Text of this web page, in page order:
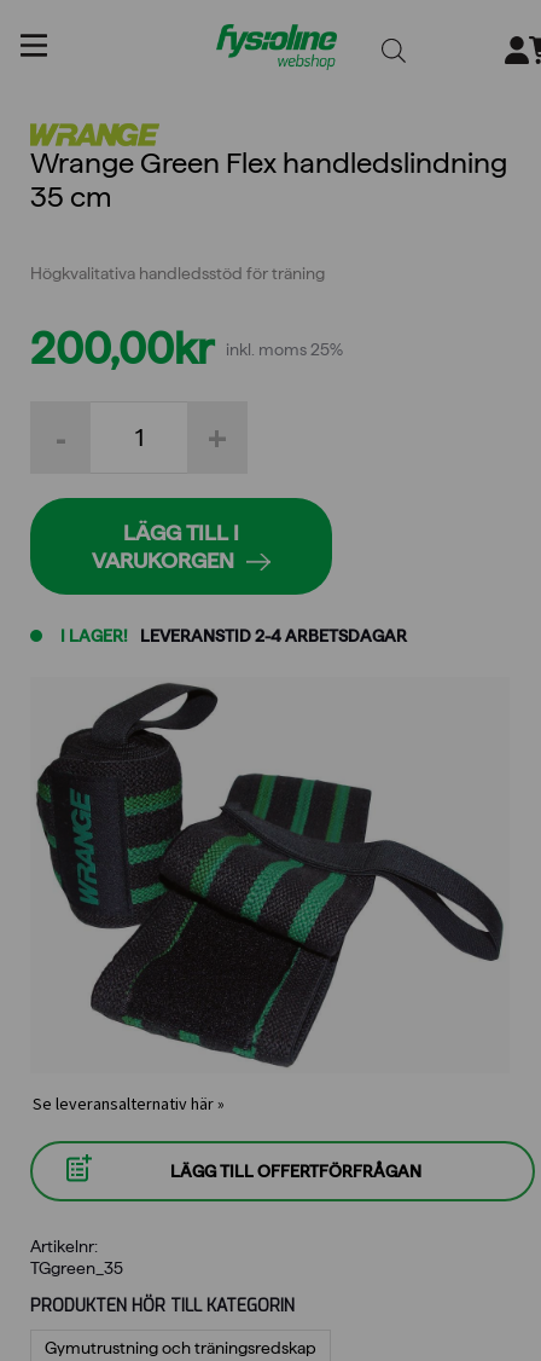
innehållet
Wrange Green Flex handledslindning
35 cm
Högkvalitativa handledsstöd för träning
200,00kr inkl. moms 25%
I LAGER! LEVERANSTID 2-4 ARBETSDAGAR
+
35
cm
-
LÄGG TILL I
VARUKORGEN
Se leveransalternativ här »
LÄGG TILL OFFERTFÖRFRÅGAN
Artikelnr:
TGgreen_35
PRODUKTEN HÖR TILL KATEGORIN
Gymutrustning och träningsredskap